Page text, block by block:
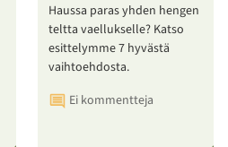
Haussa paras yhden hengen
teltta vaellukselle? Katso
esittelymme 7 hyvästä
vaihtoehdosta.
Ei kommentteja